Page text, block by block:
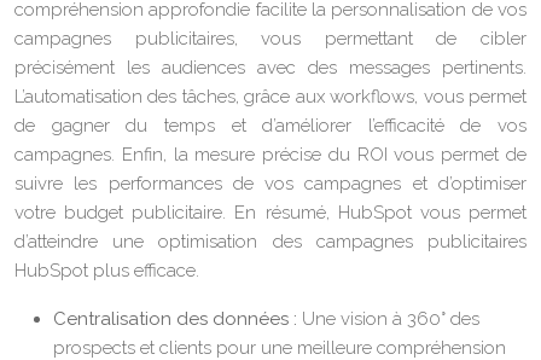
compréhension approfondie facilite la personnalisation de vos
campagnes publicitaires, vous permettant de cibler
précisément les audiences avec des messages pertinents.
L’automatisation des tâches, grâce aux workflows, vous permet
de gagner du temps et d’améliorer l’efficacité de vos
campagnes. Enfin, la mesure précise du ROI vous permet de
suivre les performances de vos campagnes et d’optimiser
votre budget publicitaire. En résumé, HubSpot vous permet
d’atteindre une optimisation des campagnes publicitaires
HubSpot plus efficace.
Centralisation des données : Une vision à 360° des
prospects et clients pour une meilleure compréhension